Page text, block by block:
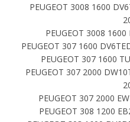
PEUGEOT 3008 1600
PEUGEOT 3008
PEUGEOT 307 1600
PEUGEOT 307 1600
PEUGEOT 307 2000
PEUGEOT 307 2000
PEUGEOT 308 1200